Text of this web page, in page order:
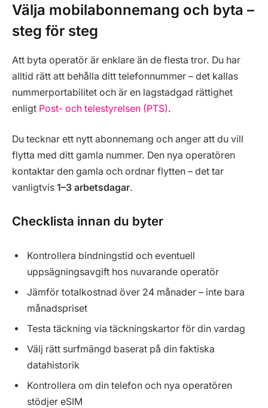
Välja mobilabonnemang och byta –
steg för steg
Att byta operatör är enklare än de flesta tror. Du har
alltid rätt att behålla ditt telefonnummer – det kallas
nummerportabilitet och är en lagstadgad rättighet
enligt Post- och telestyrelsen (PTS).
Du tecknar ett nytt abonnemang och anger att du vill
flytta med ditt gamla nummer. Den nya operatören
kontaktar den gamla och ordnar flytten – det tar
vanligtvis 1–3 arbetsdagar.
Checklista innan du byter
Kontrollera bindningstid och eventuell
uppsägningsavgift hos nuvarande operatör
Jämför totalkostnad över 24 månader – inte bara
månadspriset
Testa täckning via täckningskartor för din vardag
Välj rätt surfmängd baserat på din faktiska
datahistorik
Kontrollera om din telefon och nya operatören
stödjer eSIM